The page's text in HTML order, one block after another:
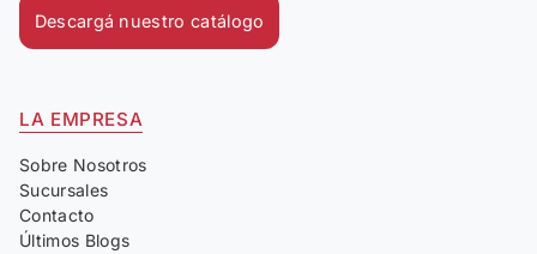
Descargá nuestro catálogo
LA EMPRESA
Sobre Nosotros
Sucursales
Contacto
Últimos Blogs